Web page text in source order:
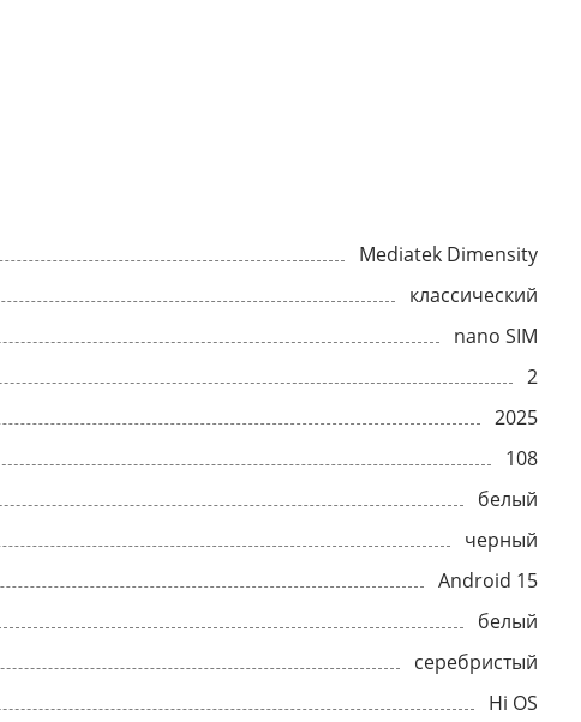
Mediatek Dimensity
классический
nano SIM
2
2025
108
белый
черный
Android 15
белый
серебристый
Hi OS